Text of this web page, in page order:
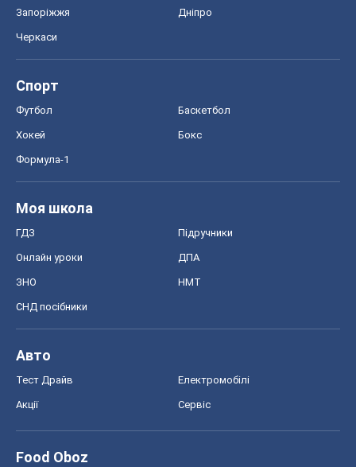
Запоріжжя Дніпро
Черкаси
Спорт
Футбол Баскетбол
Хокей Бокс
Формула-1
Моя школа
ГДЗ Підручники
Онлайн уроки ДПА
ЗНО НМТ
СНД посібники
Авто
Тест Драйв Електромобілі
Акції Сервіс
Food Oboz